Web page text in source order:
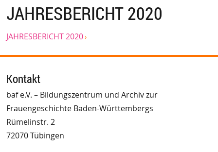
JAHRESBERICHT 2020
JAHRESBERICHT 2020
Kontakt
baf e.V. – Bildungszentrum und Archiv zur
Frauengeschichte Baden-Württembergs
Rümelinstr. 2
72070 Tübingen